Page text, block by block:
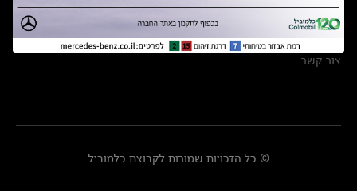
אולמות תצוגה
מרכזי שירות
צור קשר
© כל הזכויות שמורות לקבוצת כלמוביל